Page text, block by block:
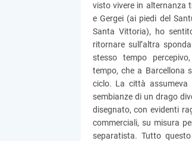
visto vivere in alternanza
e Gergei (ai piedi del
Santa Vittoria), ho
ritornare sull’altra
stesso tempo
tempo, che a Barcellona
ciclo. La città assumeva
sembianze di un drago
disegnato, con evidenti
commerciali, su misura
separatista. Tutto